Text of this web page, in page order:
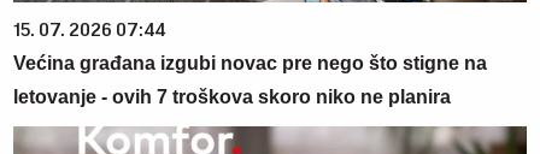
15. 07. 2026 07:44
Većina građana izgubi novac pre nego što stigne na
letovanje - ovih 7 troškova skoro niko ne planira